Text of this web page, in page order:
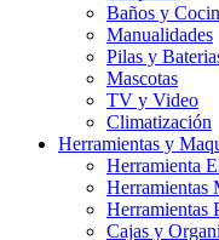
Baños y
Manualidades
Pilas y
Mascotas
TV y Video
Climatización
Herramientas y
Herramienta
Herramientas
Herramientas
Cajas y